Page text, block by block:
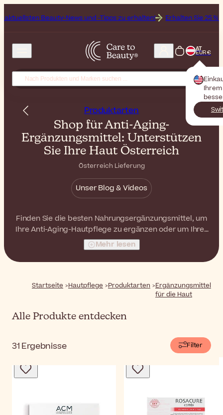
News und -Tipps zu erhalten! Erhalten Sie 25 % Rabatt auf Off
AT
EUR €
Produktarten
Shop für Anti-Aging-
Ergänzungsmittel: Unterstützen
Sie Ihre Haut Österreich
Österreich Lieferung
Unser Blog & Videos
Finden Sie die besten Nahrungsergänzungsmittel, um
Ihre Anti-Aging-Hautpflege zu ergänzen oder um Ihrer
Haut einfach die benötigten Nährstoffe zu geben.
Mehr lesen
Startseite Hautpflege Produktarten
Ergänzungsmittel
für die Haut
Alle Produkte entdecken
31 Ergebnisse Filter